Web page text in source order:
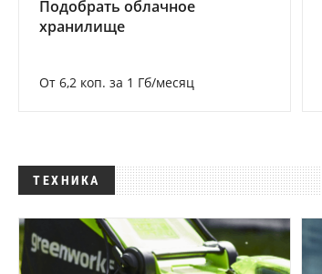
Подобрать облачное
хранилище
От 6,2 коп. за 1 Гб/месяц
ТЕХНИКА